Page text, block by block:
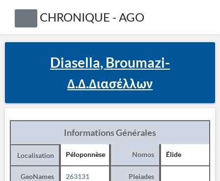
CHRONIQUE - AGO
Diasella, Broumazi-
Δ.Δ.Διασέλλων
Informations Générales
Localisation Péloponnèse Nomos Élide
GeoNames 263131 Pleiades